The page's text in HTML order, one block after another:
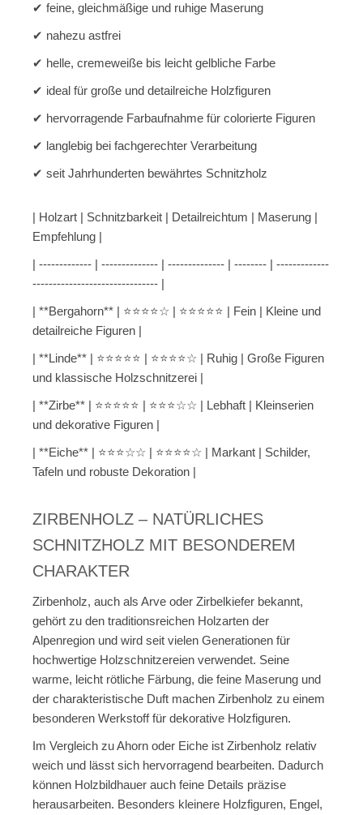
✔ feine, gleichmäßige und ruhige Maserung
✔ nahezu astfrei
✔ helle, cremeweiße bis leicht gelbliche Farbe
✔ ideal für große und detailreiche Holzfiguren
✔ hervorragende Farbaufnahme für colorierte Figuren
✔ langlebig bei fachgerechter Verarbeitung
✔ seit Jahrhunderten bewährtes Schnitzholz
| Holzart | Schnitzbarkeit | Detailreichtum | Maserung |
Empfehlung |
| ------------- | -------------- | -------------- | -------- | -------------
------------------------------- |
| **Bergahorn** | ⭐⭐⭐⭐☆ | ⭐⭐⭐⭐⭐ | Fein | Kleine und
detailreiche Figuren |
| **Linde** | ⭐⭐⭐⭐⭐ | ⭐⭐⭐⭐☆ | Ruhig | Große Figuren
und klassische Holzschnitzerei |
| **Zirbe** | ⭐⭐⭐⭐⭐ | ⭐⭐⭐☆☆ | Lebhaft | Kleinserien
und dekorative Figuren |
| **Eiche** | ⭐⭐⭐☆☆ | ⭐⭐⭐⭐☆ | Markant | Schilder,
Tafeln und robuste Dekoration |
ZIRBENHOLZ – NATÜRLICHES
SCHNITZHOLZ MIT BESONDEREM
CHARAKTER
Zirbenholz, auch als Arve oder Zirbelkiefer bekannt,
gehört zu den traditionsreichen Holzarten der
Alpenregion und wird seit vielen Generationen für
hochwertige Holzschnitzereien verwendet. Seine
warme, leicht rötliche Färbung, die feine Maserung und
der charakteristische Duft machen Zirbenholz zu einem
besonderen Werkstoff für dekorative Holzfiguren.
Im Vergleich zu Ahorn oder Eiche ist Zirbenholz relativ
weich und lässt sich hervorragend bearbeiten. Dadurch
können Holzbildhauer auch feine Details präzise
herausarbeiten. Besonders kleinere Holzfiguren, Engel,